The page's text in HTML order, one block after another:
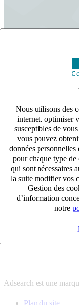
Nous utilisons des
internet, optimiser
susceptibles de
vous pouvez
données
pour chaque type de
qui sont nécessaires
la suite modifier vos
Gestion des
d’information
notre
s'adapter à vos
10 univers
connaître votre
12 bureaux en
proximité avec
6 solutions
s'adapter à vos
10 univers
connaître votre
proximité avec
Adsearch est une
Plan du site